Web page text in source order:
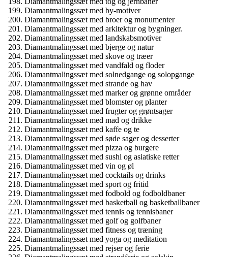
Diamantmalingssæt med by-motiver
Diamantmalingssæt med broer og monumenter
Diamantmalingssæt med arkitektur og bygninger.
Diamantmalingssæt med landskabsmotiver
Diamantmalingssæt med bjerge og natur
Diamantmalingssæt med skove og træer
Diamantmalingssæt med vandfald og floder
Diamantmalingssæt med solnedgange og solopgange
Diamantmalingssæt med strande og hav
Diamantmalingssæt med marker og grønne områder
Diamantmalingssæt med blomster og planter
Diamantmalingssæt med frugter og grøntsager
Diamantmalingssæt med mad og drikke
Diamantmalingssæt med kaffe og te
Diamantmalingssæt med søde sager og desserter
Diamantmalingssæt med pizza og burgere
Diamantmalingssæt med sushi og asiatiske retter
Diamantmalingssæt med vin og øl
Diamantmalingssæt med cocktails og drinks
Diamantmalingssæt med sport og fritid
Diamantmalingssæt med fodbold og fodboldbaner
Diamantmalingssæt med basketball og basketballbaner
Diamantmalingssæt med tennis og tennisbaner
Diamantmalingssæt med golf og golfbaner
Diamantmalingssæt med fitness og træning
Diamantmalingssæt med yoga og meditation
Diamantmalingssæt med rejser og ferie